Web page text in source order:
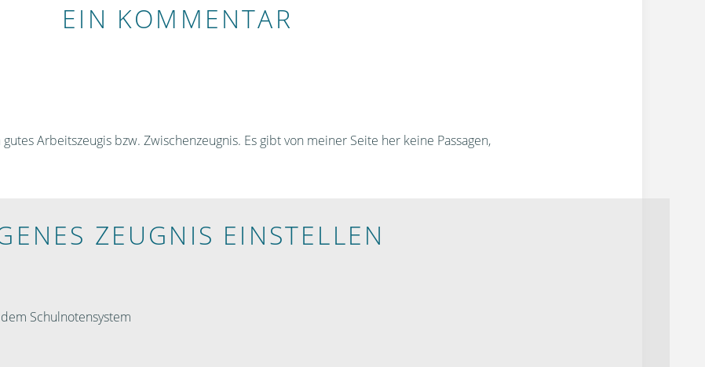
EIN KOMMENTAR
Arbeitszeugis bzw. Zwischenzeugnis. Es gibt von meiner Seite her keine Passagen,
ZEUGNIS EINSTELLEN
Schulnotensystem